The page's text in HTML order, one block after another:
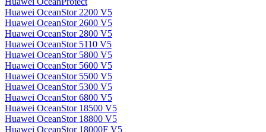
Huawei OceanStor 2200 V5
Huawei OceanStor 2600 V5
Huawei OceanStor 2800 V5
Huawei OceanStor 5110 V5
Huawei OceanStor 5800 V5
Huawei OceanStor 5600 V5
Huawei OceanStor 5500 V5
Huawei OceanStor 5300 V5
Huawei OceanStor 6800 V5
Huawei OceanStor 18500 V5
Huawei OceanStor 18800 V5
Huawei OceanStor 18000F V5